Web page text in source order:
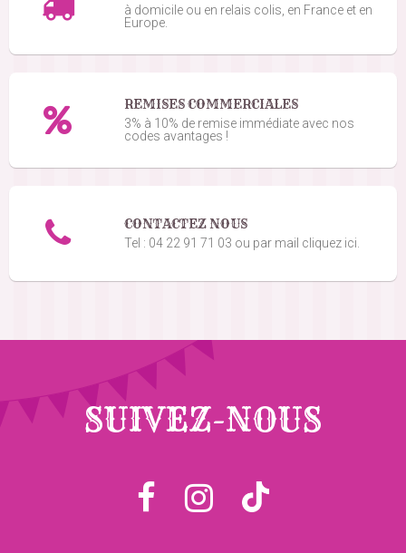
à domicile ou en relais colis, en France et en
Europe.
REMISES COMMERCIALES
3% à 10% de remise immédiate avec nos
codes avantages !
CONTACTEZ NOUS
Tel : 04 22 91 71 03 ou par mail cliquez ici.
SUIVEZ-NOUS